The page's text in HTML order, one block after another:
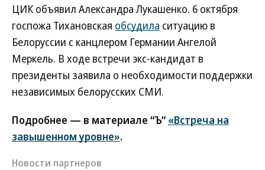
ЦИК объявил Александра Лукашенко. 6 октября
госпожа Тихановская обсудила ситуацию в
Белоруссии с канцлером Германии Ангелой
Меркель. В ходе встречи экс-кандидат в
президенты заявила о необходимости поддержки
независимых белорусских СМИ.
Подробнее — в материале “Ъ” «Встреча на
завышенном уровне».
Новости партнеров